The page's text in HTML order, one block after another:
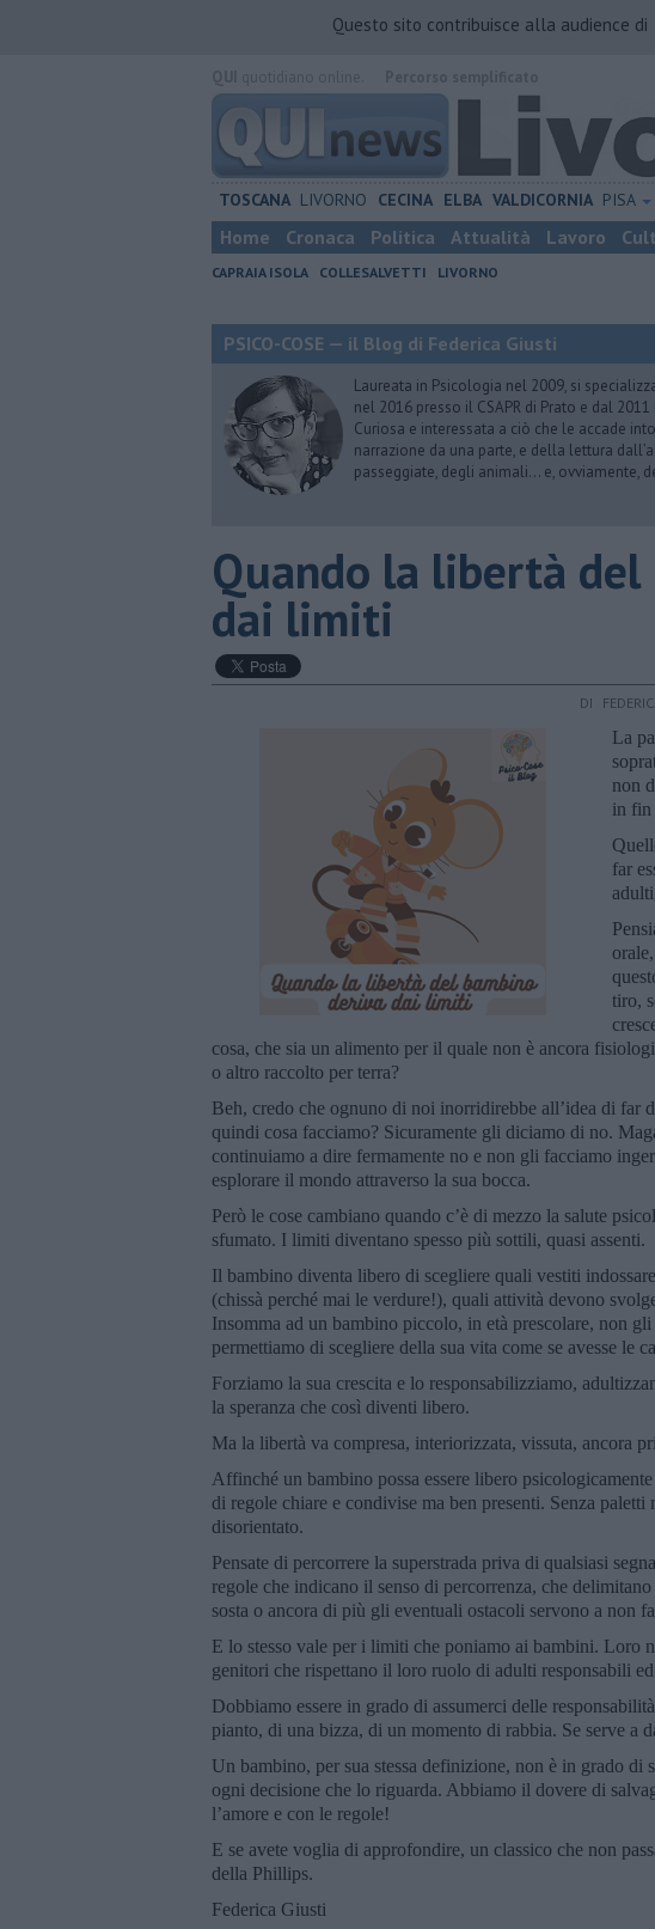
Questo sito contribuisce alla audience di
TOSCANA LIVORNO CECINA ELBA VALDICORNIA PISA
Home Cronaca Politica Attualità Lavoro
CAPRAIA ISOLA COLLESALVETTI LIVORNO
PSICO-COSE — il Blog di Federica Giusti
Laureata in Psicologia nel 2009, si
nel 2016 presso il CSAPR di Prato e dal
Curiosa e interessata a ciò che le accade
narrazione da una parte, e della lettura
passeggiate, degli animali… e, ovviamente,
​Quando la libertà
dai limiti
DI
La
non
in fin
far
tiro,
cosa, che sia un alimento per il quale non è ancora
o altro raccolto per terra?
Beh, credo che ognuno di noi inorridirebbe all’idea di far
quindi cosa facciamo? Sicuramente gli diciamo di no.
continuiamo a dire fermamente no e non gli facciamo
esplorare il mondo attraverso la sua bocca.
Però le cose cambiano quando c’è di mezzo la salute
sfumato. I limiti diventano spesso più sottili, quasi assenti.
Il bambino diventa libero di scegliere quali vestiti
(chissà perché mai le verdure!), quali attività devono
Insomma ad un bambino piccolo, in età prescolare, non
permettiamo di scegliere della sua vita come se avesse le
Forziamo la sua crescita e lo responsabilizziamo,
la speranza che così diventi libero.
Ma la libertà va compresa, interiorizzata, vissuta, ancora
Affinché un bambino possa essere libero
di regole chiare e condivise ma ben presenti. Senza paletti
disorientato.
Pensate di percorrere la superstrada priva di qualsiasi
regole che indicano il senso di percorrenza, che
sosta o ancora di più gli eventuali ostacoli servono a non
E lo stesso vale per i limiti che poniamo ai bambini. Loro
genitori che rispettano il loro ruolo di adulti responsabili
Dobbiamo essere in grado di assumerci delle
pianto, di una bizza, di un momento di rabbia. Se serve a
Un bambino, per sua stessa definizione, non è in grado di
ogni decisione che lo riguarda. Abbiamo il dovere di
l’amore e con le regole!
E se avete voglia di approfondire, un classico che non
della Phillips.
Federica Giusti